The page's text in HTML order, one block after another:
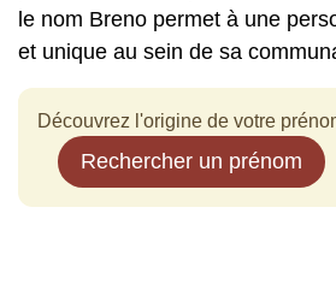
le nom Breno permet à une
et unique au sein de sa
Découvrez l'origine de votre
Rechercher un prénom